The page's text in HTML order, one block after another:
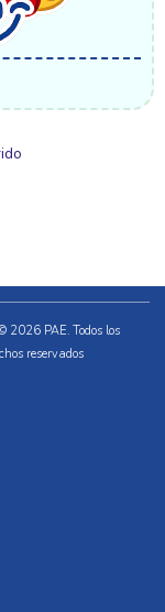
2026 PAE. Todos los
reservados